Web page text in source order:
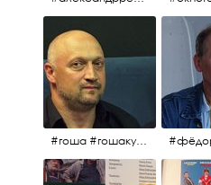
#гоша #гошакуценко #oknofestival